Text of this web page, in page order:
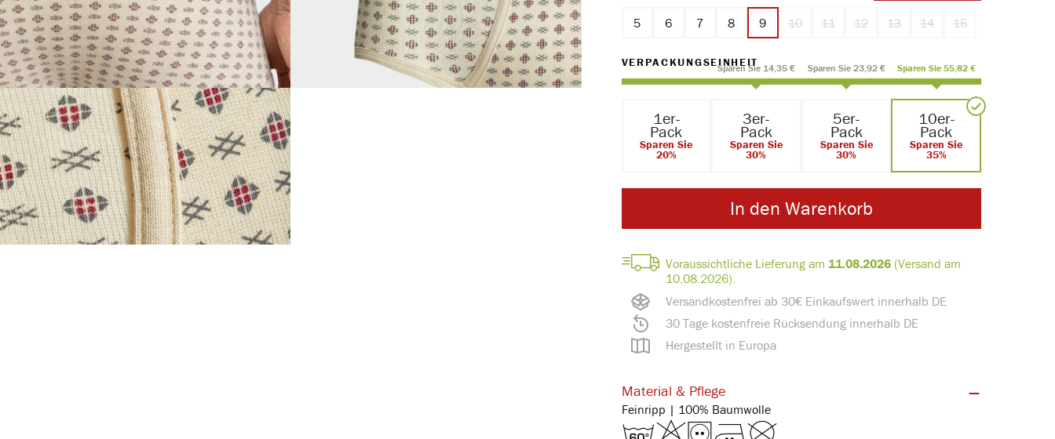
Versandkostenfrei ab 30€ Einkaufswert innerhalb DE
30 Tage kostenfreie Rücksendung innerhalb DE
Hergestellt in Europa
Voraussichtliche Lieferung am 11.08.2026(Versand am
10.08.2026).
5 6 7 8 9 10
(Diese Option ist zurzeit nicht verfügbar.)
11
(Diese Option ist zurzeit nicht verfügbar.)
12
(Diese Option ist zurzeit nicht verfügbar.)
13
(Diese Option ist zurzeit nicht
14
(Diese Option ist zurzeit
15
(Diese Option ist
VERPACKUNGSEINHEITSparen Sie 14,35 € Sparen Sie 23,92 € Sparen Sie 55,82 €
1er-
Pack
Sparen Sie
20%
3er-
Pack
Sparen Sie
30%
5er-
Pack
Sparen Sie
30%
10er-
Pack
Sparen Sie
35%
In den Warenkorb
Material & Pflege
Feinripp | 100% Baumwolle